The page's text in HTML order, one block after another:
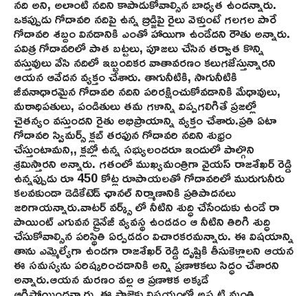
ఒకప్పుడు గోదావరి నదిపై ఉన్న బ్రిడ్జిపై రైలు వెళ్తుంటే గలగల పారే
గోదావరి శబ్దం వినడానికి ఎంతో హాయిగా ఉండేదని రౌతు అన్నారు.
పవిత్ర గోదావరిలో పాత బట్టలు, పూజలు చేసిన తర్వాత కొన్ని
వస్తువులు వేసి నదిలో ఇబ్బందికర వాతావరణం కలుగజేస్తున్నారని
ఆయన ఆవేదన వ్యక్తం చేశారు. తాగునీటికి, సాగునీటికి
జీవనాధారమైన గోదావరి నదిని పరిరక్షించుకోవడానికి మేధావులు,
మఠాధిపతులు, పండితులు తమ గళాన్ని విప్పగలిగితే ప్రజల్లో
చైతన్యం వస్తుందని రైతు అభిప్రాయాన్ని వ్యక్తం చేశారు.ప్రతి ఏటా
గోదావరి స్విమర్స్ క్లబ్ తరఫున గోదావరి నదిని శుభ్రం
చేస్తుంటామని,, క్లబ్లో ఉన్న సభ్యులందరూ ఇందులో పాల్గొని
శ్రమిస్తారని అన్నారు. గతంలో ముఖ్యమంత్రిగా వైయస్ రాజశేఖర్ రెడ్డి
ఉన్నప్పుడు రూ 450 కోట్ల రూపాయలతో గోదావరిలో మురుగునీరు
కలవకుండా డెడికేటెడ్ ఛానల్ నిర్మాణానికి ప్రతిపాదనలు
జరిగాయన్నారు.వాటర్ వర్క్స్ లో నీటిని శుద్ధి చేసేందుకు ఉండే రా
పాయింట్ ఎగువన డ్రైనేజీ వ్యవస్థ ఉండడం ఆ నీటిని తిరిగి శుద్ధి
చేసుకోవాల్సిన పరిస్థితి ఏర్పడడం విచారకరమన్నారు. ఈ విషయాన్ని
తాను ఎమ్మెల్యేగా ఉండగా రాజశేఖర్ రెడ్డి దృష్టికి తీసుకెళ్లాలని ఆయన
ఈ సమస్యను పరిష్కరించడానికి అన్ని ప్రణాళికలు సిద్ధం చేశారని
అన్నారు.ఆయన మరణం వల్ల ఆ ప్రణాళిక అక్కడే